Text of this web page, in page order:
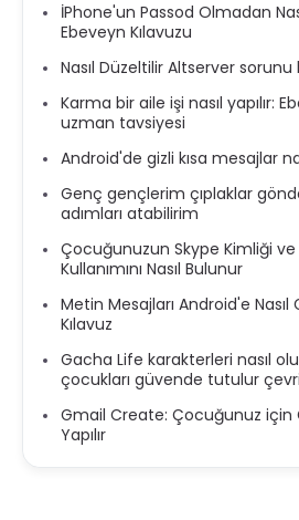
İPhone'un Passod Olmadan
Ebeveyn Kılavuzu
Nasıl Düzeltilir Altserver sorunu
Karma bir aile işi nasıl yapılır:
uzman tavsiyesi
Android'de gizli kısa mesajlar
Genç gençlerim çıplaklar
adımları atabilirim
Çocuğunuzun Skype Kimliği
Kullanımını Nasıl Bulunur
Metin Mesajları Android'e Nasıl
Kılavuz
Gacha Life karakterleri nasıl
çocukları güvende tutulur
Gmail Create: Çocuğunuz için
Yapılır